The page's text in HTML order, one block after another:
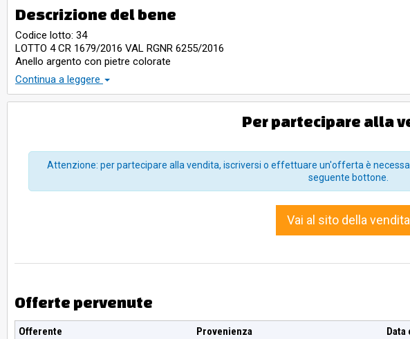
Descrizione del bene
Codice lotto: 34
LOTTO 4 CR 1679/2016 VAL RGNR 6255/2016
Anello argento con pietre colorate
Anello argento con pietre colorate
Nr. 2 collane in metallo non prezioso e pietre colorate
Nr. 2 bracciali: un tennis argento e zirconi e uno Pandora
PER LA VISIONE MANDARE UNA MAIL A valentina@sovemo.com
Continua a leggere
Per partecipare alla
Attenzione: per partecipare alla vendita, iscriversi o effettuare un'offerta è
seguente bottone.
Vai al sito della vendita
Offerte pervenute
Offerente Provenienza